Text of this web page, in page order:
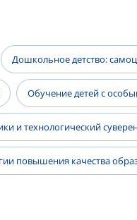
Дошкольное детство:
Обучение детей с
и технологический
повышения качества